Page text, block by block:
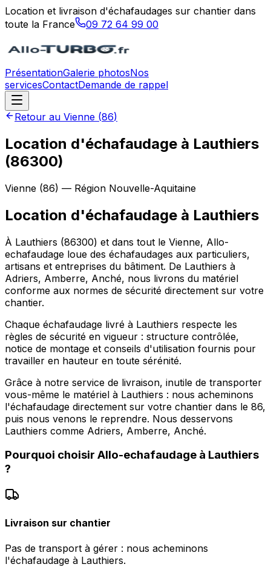
Location et livraison d'échafaudages sur chantier dans
toute la France
09 72 64 99 00
PrésentationGalerie photosNos
servicesContactDemande de rappel
Retour au Vienne (86)
Location d'échafaudage à Lauthiers
(86300)
Vienne (86) — Région Nouvelle-Aquitaine
Location d'échafaudage à Lauthiers
À Lauthiers (86300) et dans tout le Vienne, Allo-
echafaudage loue des échafaudages aux particuliers,
artisans et entreprises du bâtiment. De Lauthiers à
Adriers, Amberre, Anché, nous livrons du matériel
conforme aux normes de sécurité directement sur votre
chantier.
Chaque échafaudage livré à Lauthiers respecte les
règles de sécurité en vigueur : structure contrôlée,
notice de montage et conseils d'utilisation fournis pour
travailler en hauteur en toute sérénité.
Grâce à notre service de livraison, inutile de transporter
vous-même le matériel à Lauthiers : nous acheminons
l'échafaudage directement sur votre chantier dans le 86,
puis nous venons le reprendre. Nous desservons
Lauthiers comme Adriers, Amberre, Anché.
Pourquoi choisir Allo-echafaudage à Lauthiers
?
Livraison sur chantier
Pas de transport à gérer : nous acheminons
l'échafaudage à Lauthiers.